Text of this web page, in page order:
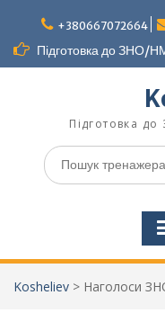
вмісту
+380667072664
Підготовка до ЗНО/
Підготовка до
Шукати:
Kosheliev > Наголоси